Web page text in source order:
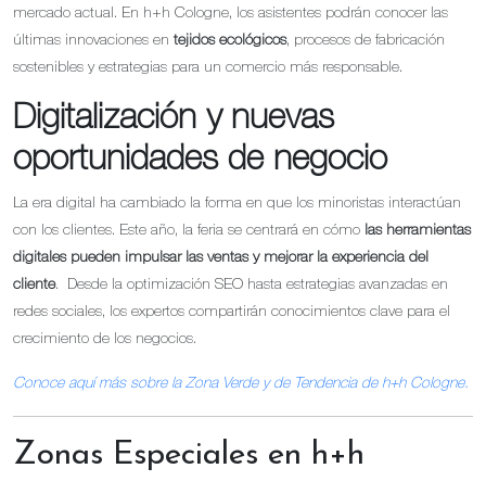
mercado actual. En h+h Cologne, los asistentes podrán conocer las
últimas innovaciones en tejidos ecológicos, procesos de fabricación
sostenibles y estrategias para un comercio más responsable.
Digitalización y nuevas
oportunidades de negocio
La era digital ha cambiado la forma en que los minoristas interactúan
con los clientes. Este año, la feria se centrará en cómo las herramientas
digitales pueden impulsar las ventas y mejorar la experiencia del
cliente. Desde la optimización SEO hasta estrategias avanzadas en
redes sociales, los expertos compartirán conocimientos clave para el
crecimiento de los negocios.
Conoce aquí más sobre la Zona Verde y de Tendencia de h+h Cologne.
Zonas Especiales en h+h